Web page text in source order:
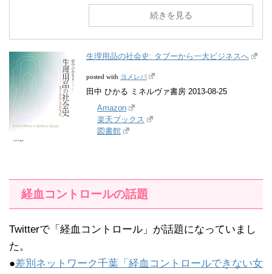
続きを見る
生理用品の社会史: タブーから一大ビジネスへ
posted with ヨメレバ
田中 ひかる ミネルヴァ書房 2013-08-25
Amazon
楽天ブックス
図書館
経血コントロールの話題
Twitterで「経血コントロール」が話題になっていまし
た。
●差別ネットワーク千葉「経血コントロールできない女